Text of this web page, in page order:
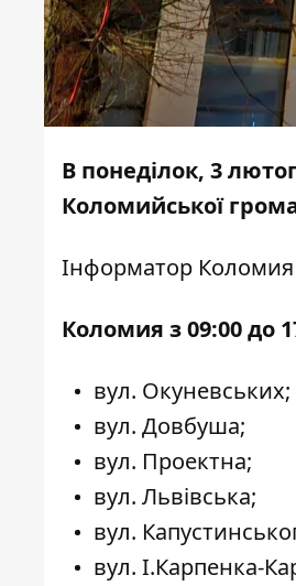
В понеділок, 3
Коломийської
Інформатор Коломия
Коломия з 09:00 до
вул. Окуневських;
вул. Довбуша;
вул. Проектна;
вул. Львівська;
вул.
вул. І.Карпенка-